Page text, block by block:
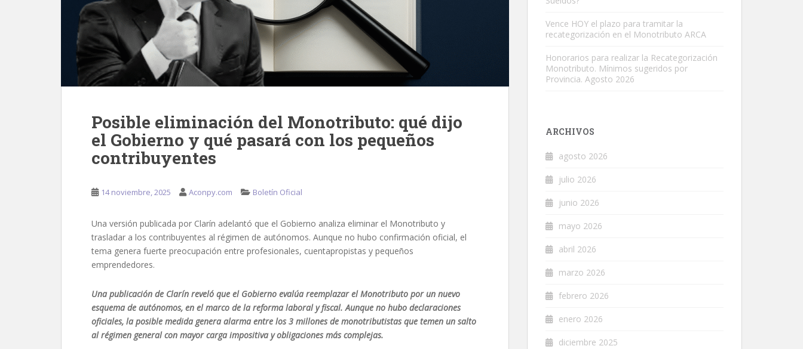
Posible eliminación del Monotributo: qué dijo
el Gobierno y qué pasará con los pequeños
contribuyentes
14 noviembre, 2025 Aconpy.com Boletín Oficial
Una versión publicada por Clarín adelantó que el Gobierno analiza eliminar el Monotributo y
trasladar a los contribuyentes al régimen de autónomos. Aunque no hubo confirmación oficial, el
tema genera fuerte preocupación entre profesionales, cuentapropistas y pequeños
emprendedores.
Una publicación de Clarín reveló que el Gobierno evalúa reemplazar el Monotributo por un nuevo
esquema de autónomos, en el marco de la reforma laboral y fiscal. Aunque no hubo declaraciones
oficiales, la posible medida genera alarma entre los 3 millones de monotributistas que temen un salto
al régimen general con mayor carga impositiva y obligaciones más complejas.
Vence HOY el plazo para tramitar la
recategorización en el Monotributo ARCA
Honorarios para realizar la Recategorización
Monotributo. Mínimos sugeridos por
Provincia. Agosto 2026
ARCHIVOS
agosto 2026
julio 2026
junio 2026
mayo 2026
abril 2026
marzo 2026
febrero 2026
enero 2026
diciembre 2025